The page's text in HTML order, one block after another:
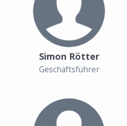
Simon Rötter
Geschäftsführer